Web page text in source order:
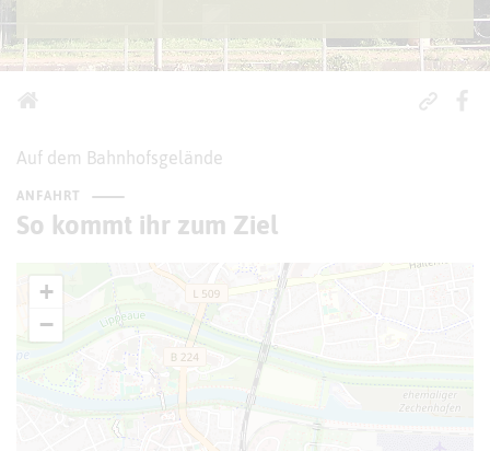
Auf dem Bahnhofsgelände
ANFAHRT
So kommt ihr zum Ziel
+
−